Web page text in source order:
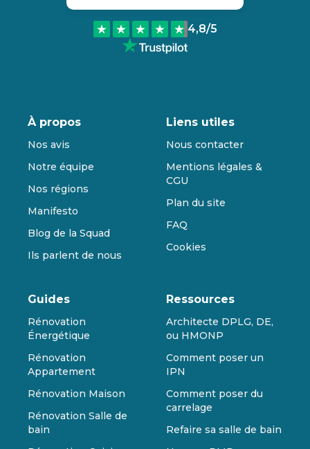
4,8/5
À propos
Nos avis
Notre équipe
Nos régions
Manifesto
Blog de la Squad
Ils parlent de nous
Liens utiles
Nous contacter
Mentions légales &
CGU
Plan du site
FAQ
Cookies
Guides
Rénovation
Énergétique
Rénovation
Appartement
Rénovation Maison
Rénovation Salle de
bain
Ressources
Architecte DPLG, DE,
ou HMONP
Comment poser un
IPN
Comment poser du
carrelage
Refaire sa salle de bain